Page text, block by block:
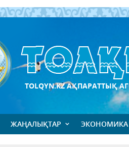
TOLQYN.KZ АҚПАРАТТЫҚ
ЖАҢАЛЫҚТАР ЭКОНОМИКА